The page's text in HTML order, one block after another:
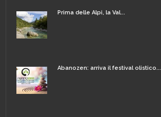
Prima delle Alpi, la Val...
Abanozen: arriva il festival olistico...